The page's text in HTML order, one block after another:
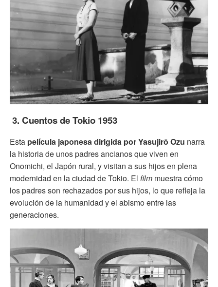
3. Cuentos de Tokio 1953
Esta película japonesa dirigida porYasujirō Ozu narra
la historia de unos padres ancianos que viven en
Onomichi, el Japón rural, y visitan a sus hijos en plena
modernidad en la ciudad de Tokio. El film muestra cómo
los padres son rechazados por sus hijos, lo que refleja la
evolución de la humanidad y el abismo entre las
generaciones.